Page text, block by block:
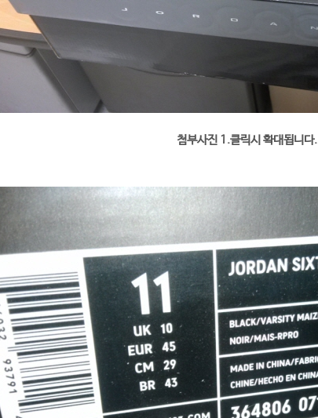
첨부사진 1.클릭시 확대됩니다.